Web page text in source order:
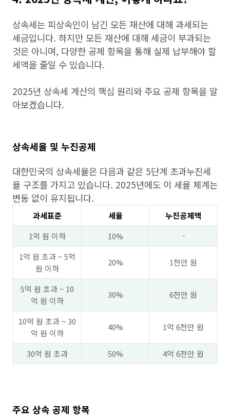
상속세는 피상속인이 남긴 모든 재산에 대해 과세되는
세금입니다. 하지만 모든 재산에 대해 세금이 부과되는
것은 아니며, 다양한 공제 항목을 통해 실제 납부해야 할
세액을 줄일 수 있습니다.
2025년 상속세 계산의 핵심 원리와 주요 공제 항목을 알
아보겠습니다.
상속세율 및 누진공제
대한민국의 상속세율은 다음과 같은 5단계 초과누진세
율 구조를 가지고 있습니다. 2025년에도 이 세율 체계는
변동 없이 유지됩니다.
과세표준 세율
누진공제액
1억 원 이하
10%
-
1억 원 초과 ~ 5억
원 이하
20% 1천만 원
5억 원 초과 ~ 10
억 원 이하
30% 6천만 원
10억 원 초과 ~ 30
억 원 이하
40% 1억 6천만 원
30억 원 초과 50% 4억 6천만 원
주요 상속 공제 항목